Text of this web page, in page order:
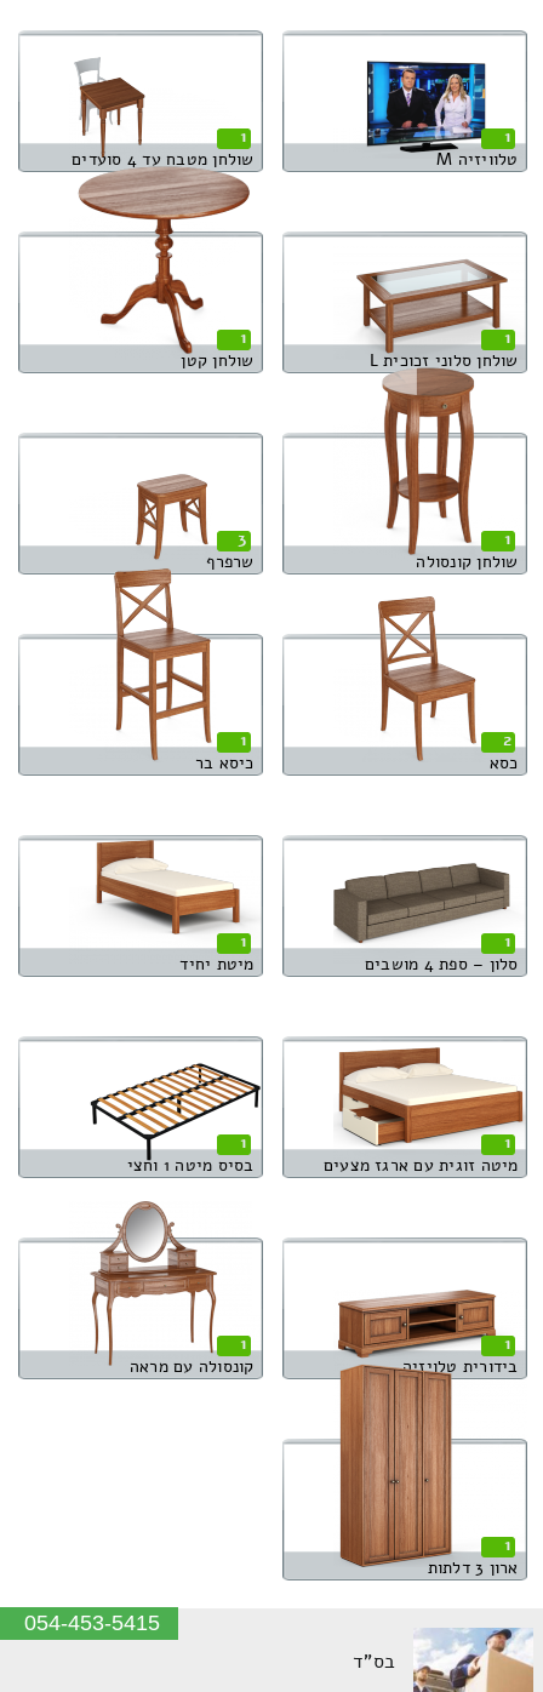
1
טלוויזיה M
1
שולחן מטבח עד 4 סועדים
1
שולחן סלוני זכוכית L
1
שולחן קטן
1
שולחן קונסולה
3
שרפרף
2
כסא
1
כיסא בר
1
סלון – ספת 4 מושבים
1
מיטת יחיד
1
מיטה זוגית עם ארגז מצעים
1
בסיס מיטה 1 וחצי
1
בידורית טלויזיה
1
קונסולה עם מראה
1
ארון 3 דלתות
054-453-5415
בס"ד